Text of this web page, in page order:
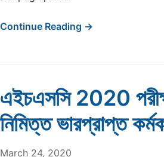
Continue Reading →
এইচএসসি 2020
নিমিত্ত ভারপ্রাপ্ত
March 24, 2020